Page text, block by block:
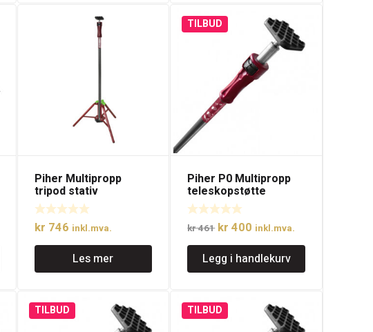
Piher Multipropp
tripod stativ
kr 746 inkl.mva.
Les mer
TILBUD
Piher P0 Multipropp
teleskopstøtte
kr461 Opprinnelig
pris
var:
kr 461.
kr 400 Nåværende
pris
er:
kr 400.
inkl.mva.
Legg i handlekurv
TILBUD TILBUD